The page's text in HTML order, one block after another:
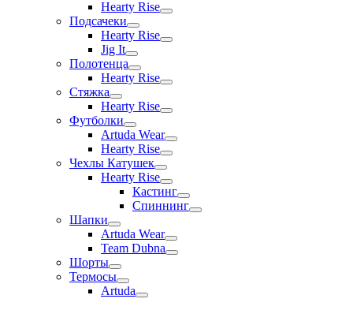
Hearty Rise
Подсачеки
Hearty Rise
Jig It
Полотенца
Hearty Rise
Стяжка
Hearty Rise
Футболки
Artuda Wear
Hearty Rise
Чехлы Катушек
Hearty Rise
Кастинг
Спиннинг
Шапки
Artuda Wear
Team Dubna
Шорты
Термосы
Artuda